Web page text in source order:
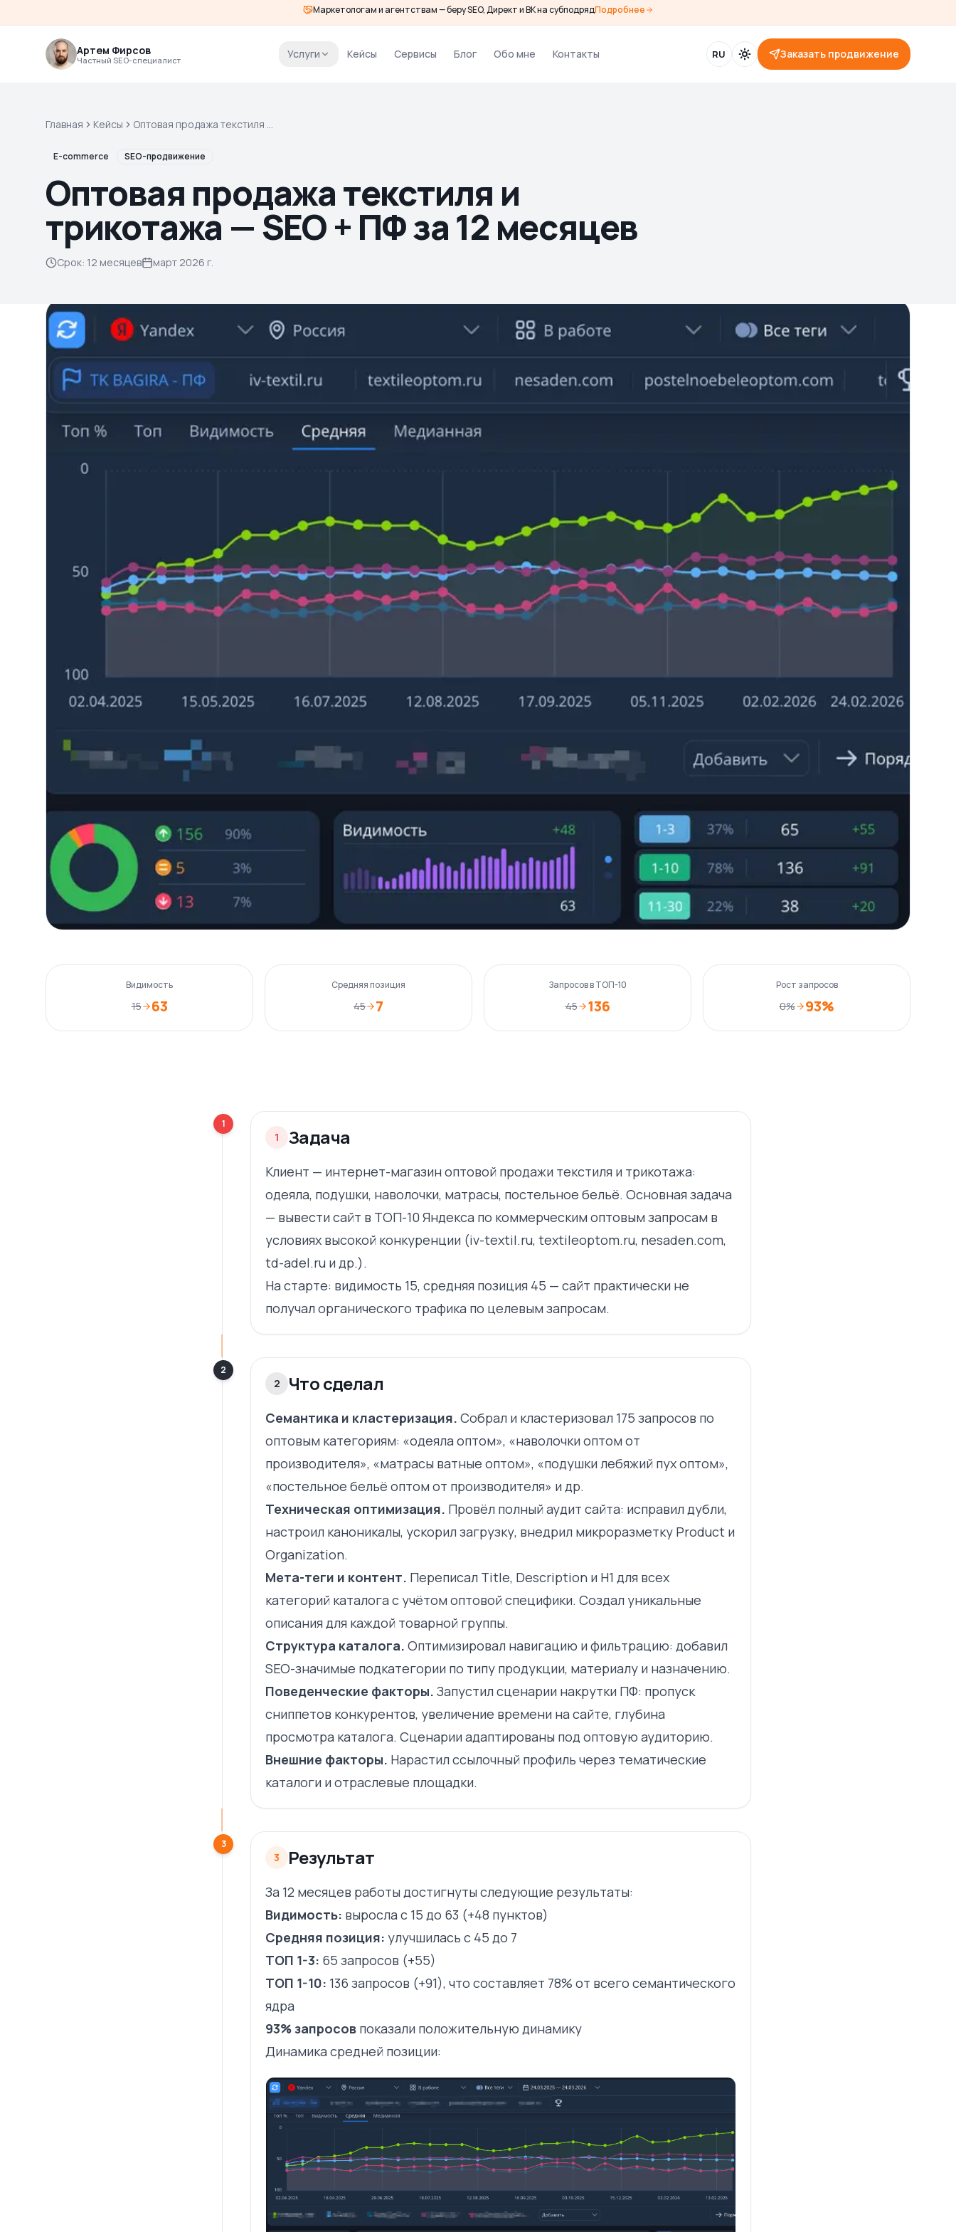
Маркетологам и агентствам — беру SEO, Директ и ВК на субподрядПодробнее
Артем Фирсов
Частный SEO-специалист Услуги Кейсы Сервисы Блог Обо мне Контакты RU Заказать продвижение
Главная Кейсы
Оптовая продажа текстиля и
месяцев
E-commerce SEO-продвижение
Оптовая продажа текстиля и
трикотажа — SEO + ПФ за 12 месяцев
Срок: 12 месяцев март 2026 г.
Видимость
15 63
Средняя позиция
45 7
Запросов в ТОП-10
45 136
Рост запросов
0% 93%
1
1 Задача
Клиент — интернет-магазин оптовой продажи текстиля и трикотажа:
одеяла, подушки, наволочки, матрасы, постельное бельё. Основная задача
— вывести сайт в ТОП-10 Яндекса по коммерческим оптовым запросам в
условиях высокой конкуренции (iv-textil.ru, textileoptom.ru, nesaden.com,
td-adel.ru и др.).
На старте: видимость 15, средняя позиция 45 — сайт практически не
получал органического трафика по целевым запросам.
2
2 Что сделал
Семантика и кластеризация. Собрал и кластеризовал 175 запросов по
оптовым категориям: «одеяла оптом», «наволочки оптом от
производителя», «матрасы ватные оптом», «подушки лебяжий пух оптом»,
«постельное бельё оптом от производителя» и др.
Техническая оптимизация. Провёл полный аудит сайта: исправил дубли,
настроил каноникалы, ускорил загрузку, внедрил микроразметку Product и
Organization.
Мета-теги и контент. Переписал Title, Description и H1 для всех
категорий каталога с учётом оптовой специфики. Создал уникальные
описания для каждой товарной группы.
Структура каталога. Оптимизировал навигацию и фильтрацию: добавил
SEO-значимые подкатегории по типу продукции, материалу и назначению.
Поведенческие факторы. Запустил сценарии накрутки ПФ: пропуск
сниппетов конкурентов, увеличение времени на сайте, глубина
просмотра каталога. Сценарии адаптированы под оптовую аудиторию.
Внешние факторы. Нарастил ссылочный профиль через тематические
каталоги и отраслевые площадки.
3
3 Результат
За 12 месяцев работы достигнуты следующие результаты:
Видимость: выросла с 15 до 63 (+48 пунктов)
Средняя позиция: улучшилась с 45 до 7
ТОП 1-3: 65 запросов (+55)
ТОП 1-10: 136 запросов (+91), что составляет 78% от всего семантического
ядра
93% запросов показали положительную динамику
Динамика средней позиции: